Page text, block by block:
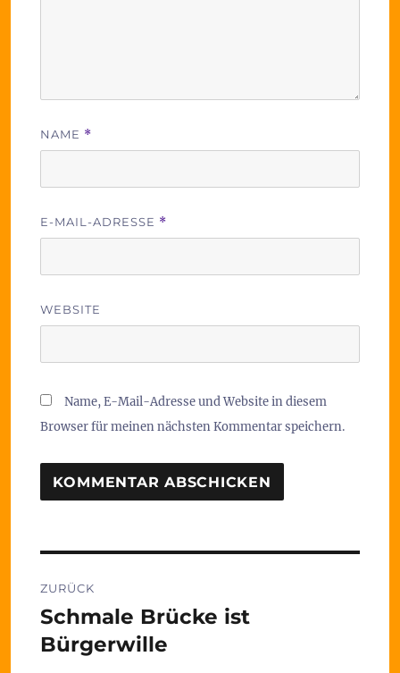
NAME *
E-MAIL-ADRESSE *
WEBSITE
Name, E-Mail-Adresse und Website in diesem
Browser für meinen nächsten Kommentar speichern.
ZURÜCK
Vorheriger
Beitrag:
Schmale Brücke ist
Bürgerwille